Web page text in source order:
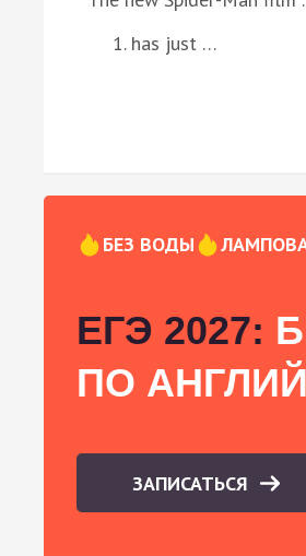
has just …
БЕЗ ВОДЫ
ЕГЭ 2027:
ПО
ЗАПИСАТЬСЯ